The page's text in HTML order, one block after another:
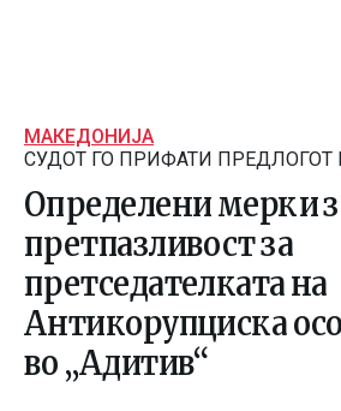
МАКЕДОНИЈА
СУДОТ ГО ПРИФАТИ ПРЕДЛОГОТ
Определени мерки
претпазливост за
претседателката на
Антикорупциска
во „Адитив“